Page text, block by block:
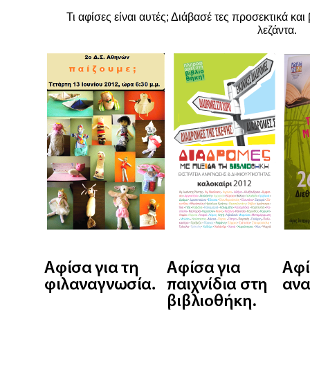
Τι αφίσες είναι αυτές; Διάβασέ τες προσεκτικά
λεζάντα.